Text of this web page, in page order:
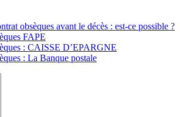
obsèques avant le décès : est-ce possible ?
FAPE
: CAISSE D’EPARGNE
: La Banque postale